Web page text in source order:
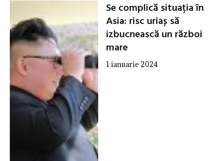
Se complică situația în
Asia: risc uriaș să
izbucnească un război
mare
1 ianuarie 2024